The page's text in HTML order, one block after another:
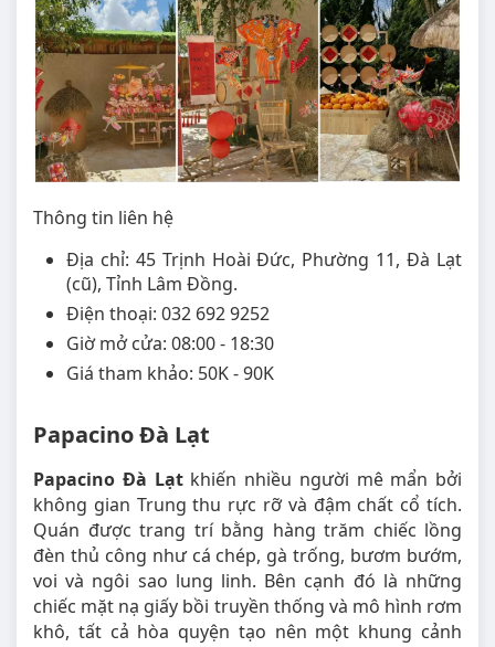
Thông tin liên hệ
Địa chỉ: 45 Trịnh Hoài Đức, Phường 11, Đà Lạt
(cũ), Tỉnh Lâm Đồng.
Điện thoại: 032 692 9252
Giờ mở cửa: 08:00 - 18:30
Giá tham khảo: 50K - 90K
Papacino Đà Lạt
Papacino Đà Lạt khiến nhiều người mê mẩn bởi
không gian Trung thu rực rỡ và đậm chất cổ tích.
Quán được trang trí bằng hàng trăm chiếc lồng
đèn thủ công như cá chép, gà trống, bươm bướm,
voi và ngôi sao lung linh. Bên cạnh đó là những
chiếc mặt nạ giấy bồi truyền thống và mô hình rơm
khô, tất cả hòa quyện tạo nên một khung cảnh